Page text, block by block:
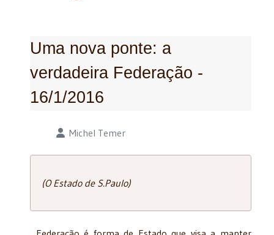
Uma nova ponte: a
verdadeira Federação -
16/1/2016
Detalhes Michel Temer
(O Estado de S.Paulo)